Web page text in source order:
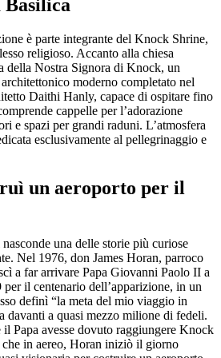
Basilica
è parte integrante del Knock Shrine,
religioso. Accanto alla chiesa
della Nostra Signora di Knock, un
moderno completato nel
Daithi Hanly, capace di ospitare fino
cappelle per l’adorazione
e spazi per grandi raduni. L’atmosfera
esclusivamente al pellegrinaggio e
un aeroporto per il
una delle storie più curiose
Nel 1976, don James Horan, parroco
a far arrivare Papa Giovanni Paolo II a
il centenario dell’apparizione, in un
definì “la meta del mio viaggio in
davanti a quasi mezzo milione di fedeli.
Papa avesse dovuto raggiungere Knock
in aereo, Horan iniziò il giorno